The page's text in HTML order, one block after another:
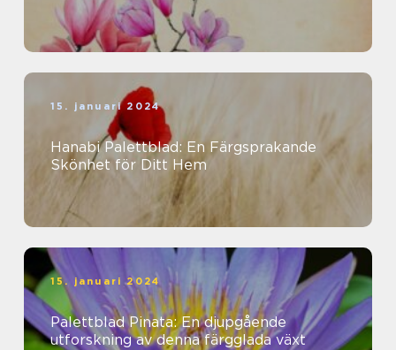
15. januari 2024
Hanabi Palettblad: En Färgsprakande
Skönhet för Ditt Hem
15. januari 2024
Palettblad Pinata: En djupgående
utforskning av denna färgglada växt